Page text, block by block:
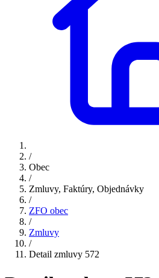
/
Obec
/
Zmluvy, Faktúry, Objednávky
/
ZFO obec
/
Zmluvy
/
Detail zmluvy 572